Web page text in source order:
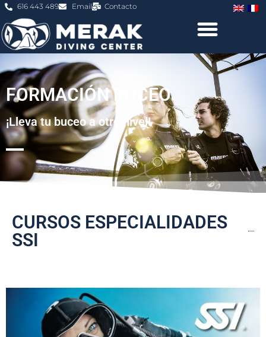
616 443 489 Email Contacto
FORMACIÓN BUCEO
¡Lleva tu buceo a otro nivel!
CURSOS ESPECIALIDADES
SSI